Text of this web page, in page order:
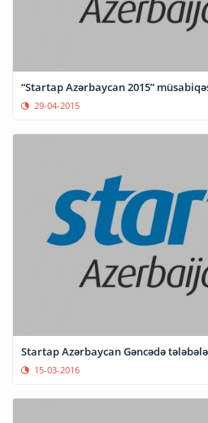
“Startap
29-04-2015
Startap Azərbaycan Gəncədə
15-03-2016